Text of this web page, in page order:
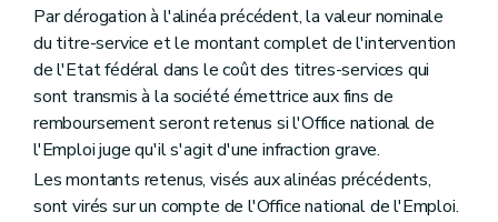
Par dérogation à l'alinéa précédent, la valeur nominale
du titre-service et le montant complet de l'intervention
de l'Etat fédéral dans le coût des titres-services qui
sont transmis à la société émettrice aux fins de
remboursement seront retenus si l'Office national de
l'Emploi juge qu'il s'agit d'une infraction grave.
Les montants retenus, visés aux alinéas précédents,
sont virés sur un compte de l'Office national de l'Emploi.